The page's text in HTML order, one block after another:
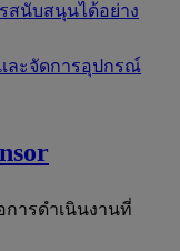
สนับสนุนได้อย่าง
ละจัดการอุปกรณ์
การดำเนินงานที่